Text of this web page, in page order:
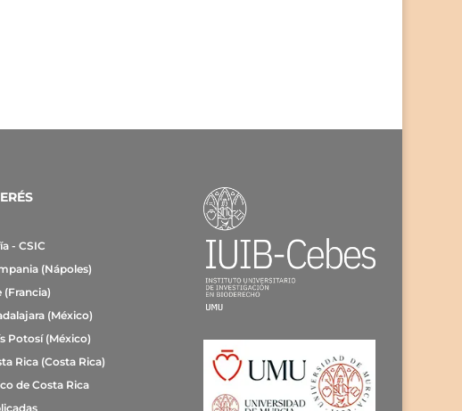
- CSIC
(Nápoles)
(Francia)
(México)
Potosí (México)
Rica (Costa Rica)
de Costa Rica